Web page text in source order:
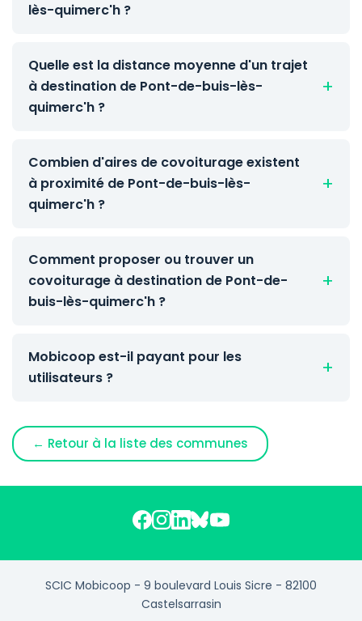
lès-quimerc'h ?
Quelle est la distance moyenne d'un trajet
à destination de Pont-de-buis-lès-
quimerc'h ?
Combien d'aires de covoiturage existent
à proximité de Pont-de-buis-lès-
quimerc'h ?
Comment proposer ou trouver un
covoiturage à destination de Pont-de-
buis-lès-quimerc'h ?
Mobicoop est-il payant pour les
utilisateurs ?
← Retour à la liste des communes
SCIC Mobicoop - 9 boulevard Louis Sicre - 82100
Castelsarrasin